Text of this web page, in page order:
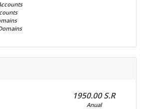
1950.00 S.R
Anual